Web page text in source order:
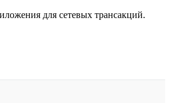
для сетевых трансакций.